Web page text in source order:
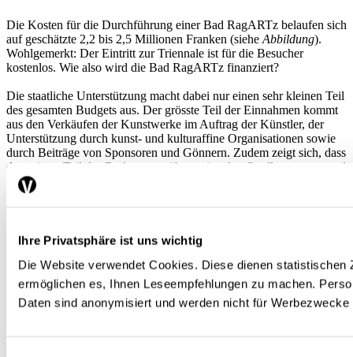
Ihre Privatsphäre ist uns wichtig
Die Website verwendet Cookies. Diese dienen statistischen
ermöglichen es, Ihnen Leseempfehlungen zu machen.
Daten sind anonymisiert und werden nicht für Werbezwecke
Die Kosten für die Durchführung einer Bad RagARTz belaufen sich
auf geschätzte 2,2 bis 2,5 Millionen Franken (siehe Abbildung).
Wohlgemerkt: Der Eintritt zur Triennale ist für die Besucher
kostenlos. Wie also wird die Bad RagARTz finanziert?
Die staatliche Unterstützung macht dabei nur einen sehr kleinen Teil
des gesamten Budgets aus. Der grösste Teil der Einnahmen kommt
aus den Verkäufen der Kunstwerke im Auftrag der Künstler, der
Unterstützung durch kunst- und kulturaffine Organisationen sowie
durch Beiträge von Sponsoren und Gönnern. Zudem zeigt sich, dass
der grösste Teil des Budgets aus überregionalen Quellen stammt und
somit der Region zufliesst. Auch das regionale Gewerbe und die
Gemeinde unterstützen die Veranstaltung. Dies ist ein erstes Indiz
Kosten- und Finanzierungsschätzung für die 8. Bad
RagARTz 2021